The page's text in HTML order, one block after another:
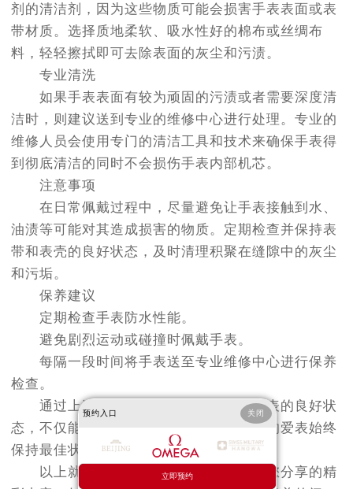
剂的清洁剂，因为这些物质可能会损害手表表面或表
带材质。选择质地柔软、吸水性好的棉布或丝绸布
料，轻轻擦拭即可去除表面的灰尘和污渍。
专业清洗
如果手表表面有较为顽固的污渍或者需要深度清
洁时，则建议送到专业的维修中心进行处理。专业的
维修人员会使用专门的清洁工具和技术来确保手表得
到彻底清洁的同时不会损伤手表内部机芯。
注意事项
在日常佩戴过程中，尽量避免让手表接触到水、
油渍等可能对其造成损害的物质。定期检查并保持表
带和表壳的良好状态，及时清理积聚在缝隙中的灰尘
和污垢。
保养建议
定期检查手表防水性能。
避免剧烈运动或碰撞时佩戴手表。
每隔一段时间将手表送至专业维修中心进行保养
检查。
通过上述方法可以有效保持欧米茄手表的良好状
态，不仅能够延长其使用寿命，还能让您的爱表始终
保持最佳状态。
以上就是
北京欧米茄售后服务中心
为您分享的精
预约入口 关闭
立即预约